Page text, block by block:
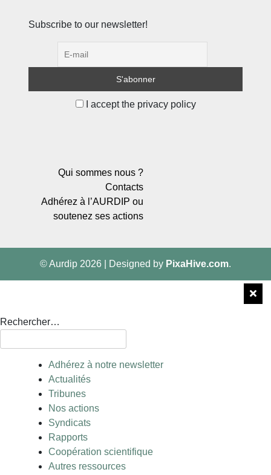
Subscribe to our newsletter!
I accept the privacy policy
Qui sommes nous ?
Contacts
Adhérez à l’AURDIP ou
soutenez ses actions
© Aurdip 2026 Designed by PixaHive.com.
Rechercher…
Adhérez à notre newsletter
Actualités
Tribunes
Nos actions
Syndicats
Rapports
Coopération scientifique
Autres ressources